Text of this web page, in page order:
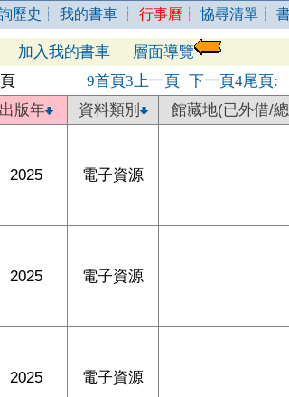
歷史 ┊ 我的書車 ┊行事曆 ┊ 協尋清單 ┊
加入我的書車
層面導覽
頁 9首頁3上一頁 下一頁4尾頁:
出版年 資料類別 館藏地(已外借/
2025 電子資源
2025 電子資源
2025 電子資源